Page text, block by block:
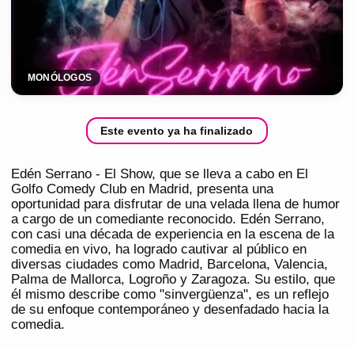
MONÓLOGOS
Este evento ya ha finalizado
Edén Serrano - El Show, que se lleva a cabo en El
Golfo Comedy Club en Madrid, presenta una
oportunidad para disfrutar de una velada llena de humor
a cargo de un comediante reconocido. Edén Serrano,
con casi una década de experiencia en la escena de la
comedia en vivo, ha logrado cautivar al público en
diversas ciudades como Madrid, Barcelona, Valencia,
Palma de Mallorca, Logroño y Zaragoza. Su estilo, que
él mismo describe como "sinvergüenza", es un reflejo
de su enfoque contemporáneo y desenfadado hacia la
comedia.